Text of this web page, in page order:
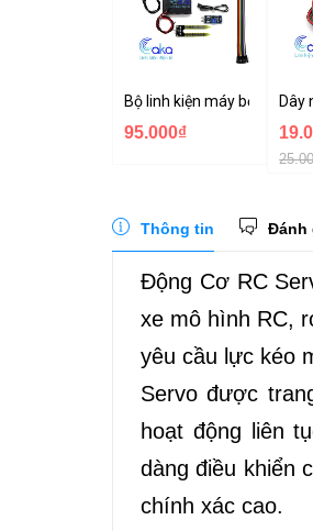
Bộ linh kiện máy bơm tưới
95.000₫
Dây
Thông tin Đánh
Động Cơ RC
xe mô hình RC,
yêu cầu lực kéo
Servo được
hoạt động liên
dàng điều khiển
chính xác cao.